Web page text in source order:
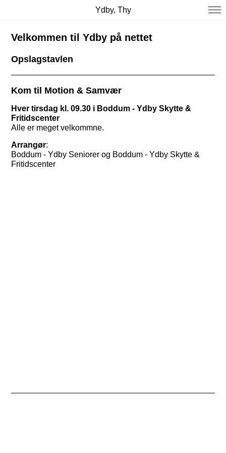
Ydby, Thy
Velkommen til Ydby på nettet
Opslagstavlen
Kom til Motion & Samvær
Hver tirsdag kl. 09.30 i Boddum - Ydby Skytte &
Fritidscenter
Alle er meget velkommne.
Arrangør:
Boddum - Ydby Seniorer og Boddum - Ydby Skytte &
Fritidscenter